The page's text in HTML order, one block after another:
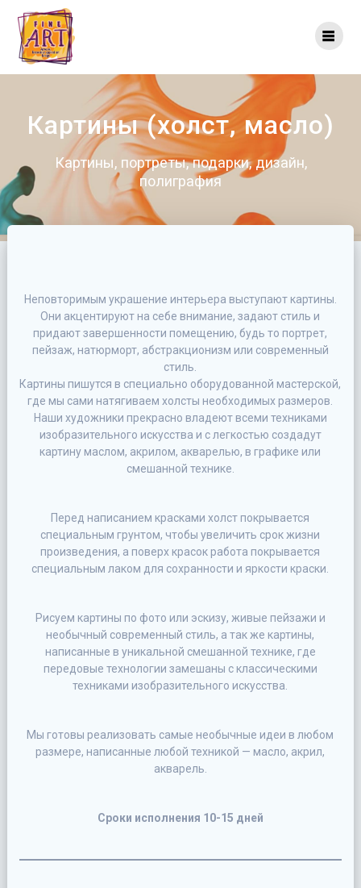
Картины (холст, масло)
Картины, портреты, подарки, дизайн,
полиграфия
Неповторимым украшение интерьера выступают картины.
Они акцентируют на себе внимание, задают стиль и
придают завершенности помещению, будь то портрет,
пейзаж, натюрморт, абстракционизм или современный
стиль.
Картины пишутся в специально оборудованной мастерской,
где мы сами натягиваем холсты необходимых размеров.
Наши художники прекрасно владеют всеми техниками
изобразительного искусства и с легкостью создадут
картину маслом, акрилом, акварелью, в графике или
смешанной технике.
Перед написанием красками холст покрывается
специальным грунтом, чтобы увеличить срок жизни
произведения, а поверх красок работа покрывается
специальным лаком для сохранности и яркости краски.
Рисуем картины по фото или эскизу, живые пейзажи и
необычный современный стиль, а так же картины,
написанные в уникальной смешанной технике, где
передовые технологии замешаны с классическими
техниками изобразительного искусства.
Мы готовы реализовать самые необычные идеи в любом
размере, написанные любой техникой — масло, акрил,
акварель.
Сроки исполнения 10-15 дней